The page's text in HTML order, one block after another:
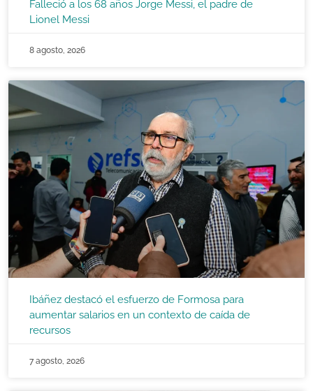
Falleció a los 68 años Jorge Messi, el padre de
Lionel Messi
8 agosto, 2026
Ibáñez destacó el esfuerzo de Formosa para
aumentar salarios en un contexto de caída de
recursos
7 agosto, 2026